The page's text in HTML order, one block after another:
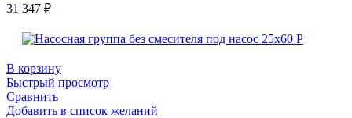
31 347 ₽
В корзину
Быстрый просмотр
Сравнить
Добавить в список желаний